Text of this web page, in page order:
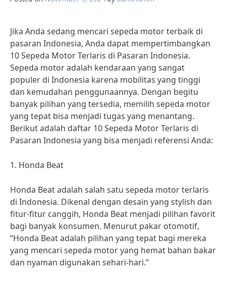
Jika Anda sedang mencari sepeda motor terbaik di
pasaran Indonesia, Anda dapat mempertimbangkan
10 Sepeda Motor Terlaris di Pasaran Indonesia.
Sepeda motor adalah kendaraan yang sangat
populer di Indonesia karena mobilitas yang tinggi
dan kemudahan penggunaannya. Dengan begitu
banyak pilihan yang tersedia, memilih sepeda motor
yang tepat bisa menjadi tugas yang menantang.
Berikut adalah daftar 10 Sepeda Motor Terlaris di
Pasaran Indonesia yang bisa menjadi referensi Anda:
1. Honda Beat
Honda Beat adalah salah satu sepeda motor terlaris
di Indonesia. Dikenal dengan desain yang stylish dan
fitur-fitur canggih, Honda Beat menjadi pilihan favorit
bagi banyak konsumen. Menurut pakar otomotif,
“Honda Beat adalah pilihan yang tepat bagi mereka
yang mencari sepeda motor yang hemat bahan bakar
dan nyaman digunakan sehari-hari.”